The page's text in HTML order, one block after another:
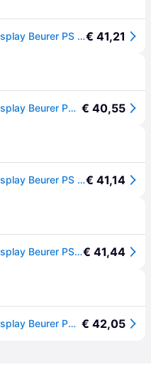
Badkamerweegschaal met xxl display Beurer PS 160 - Blanc€ 41,21
Badkamerweegschaal met xxl display Beurer PS 160 - Blanc € 40,55
Badkamerweegschaal met xxl display Beurer PS 160 - Blanc€ 41,14
Badkamerweegschaal met xxl display Beurer PS 160 - Blanc€ 41,44
Badkamerweegschaal met xxl display Beurer PS 160 - Blanc € 42,05